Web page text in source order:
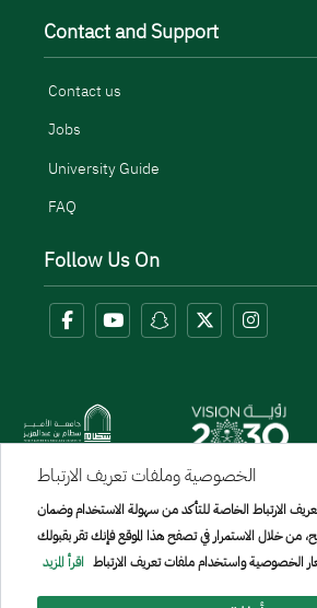
Contact and Support
Contact us
Jobs
University Guide
FAQ
Follow Us On
Menu Copyright
sitemap
All rights reserved to Prince Sattam bin
الخصوصية وملفات تعريف الارتباط
الارتباط الخاصة للتأكد من سهولة الاستخدام وضمان
من خلال الاستمرار في تصفح هذا الموقع فإنك تقر بقبولك
الخصوصية واستخدام ملفات تعريف الارتباط اقرأ المزيد